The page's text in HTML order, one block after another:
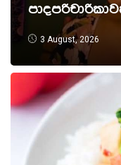
3 August, 2026